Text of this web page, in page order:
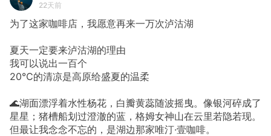
22天前
为了这家咖啡店，我愿意再来一万次泸沽湖
夏天一定要来泸沽湖的理由
我可以说出一百个
20℃的清凉是高原给盛夏的温柔
🌊湖面漂浮着水性杨花，白瓣黄蕊随波摇曳。像银河碎成了
星星；猪槽船划过澄澈的蓝，格姆女神山在云里若隐若现。
但最让我念念不忘的，是湖边那家唯汀·壹咖啡。